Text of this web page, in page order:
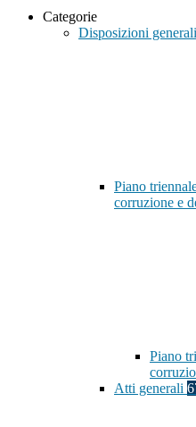
Categorie
Disposizioni generali
Piano
corruzione e
Piano
Atti generali